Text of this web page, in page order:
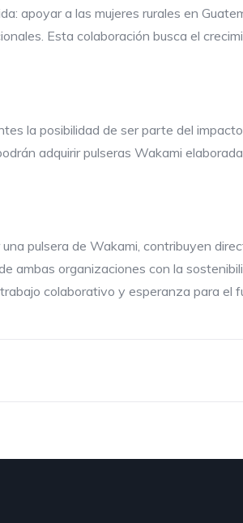
apoyar a las mujeres rurales en
Esta colaboración busca el
la posibilidad de ser parte del
adquirir pulseras Wakami
pulsera de Wakami, contribuyen
ambas organizaciones con la
colaborativo y esperanza para el